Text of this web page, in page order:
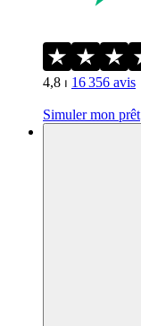
4,8 ⏐ 16 356 avis
Simuler mon prêt